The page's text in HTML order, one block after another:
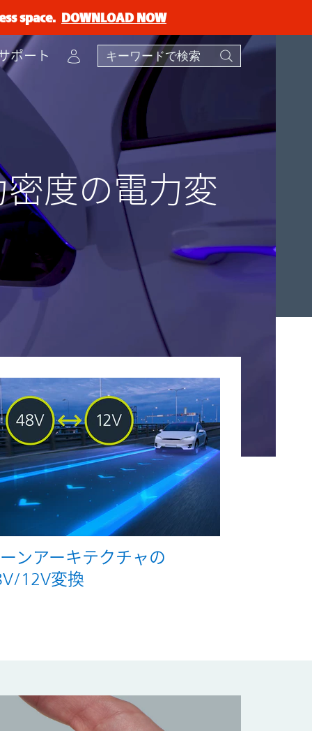
space. DOWNLOAD NOW
ポート Account
度の電力変
ンアーキテクチャの
12V変換